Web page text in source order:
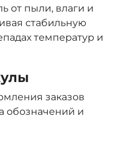
от пыли, влаги и
стабильную
температур и
заказов
обозначений и